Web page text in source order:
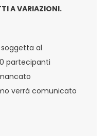
A VARIAZIONI.
al
partecipanti
verrà comunicato